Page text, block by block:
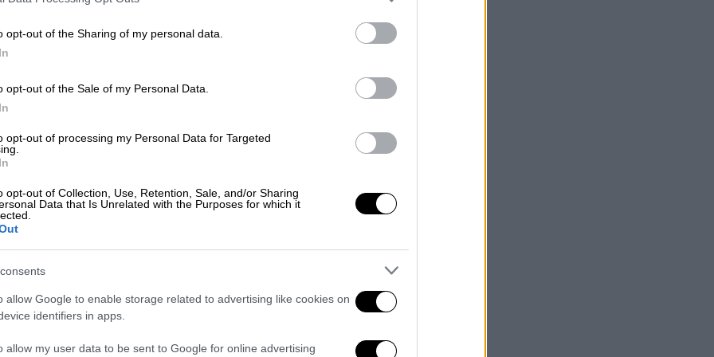
opt-out of the Sharing of my personal data.
opt-out of the Sale of my Personal Data.
opt-out of processing my Personal Data for Targeted
opt-out of Collection, Use, Retention, Sale, and/or Sharing
Data that Is Unrelated with the Purposes for which it
allow Google to enable storage related to advertising like cookies on
identifiers in apps.
allow my user data to be sent to Google for online advertising
και τη σύλληψή του.
σουβλάκια, παϊδάκια,
επικοινωνία για την
τα μέσα αεράμυνας